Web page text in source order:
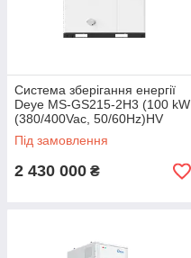
Система зберігання енергії
Deye MS-GS215-2H3 (100 kW
(380/400Vac, 50/60Hz)HV
215kWh LiFePO4)
Під замовлення
2 430 000 ₴